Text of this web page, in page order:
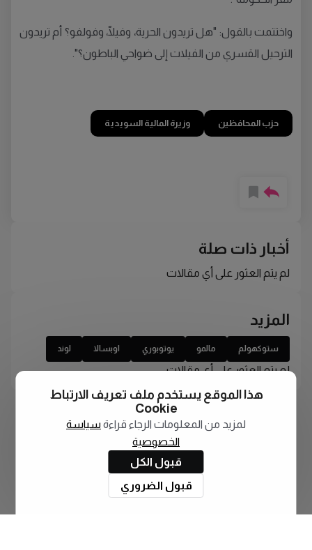
واختتمت بالقول: "هل تريدون الحرية، وفيلّا، وفولفو؟ أم تريدون
الترحيل القسري من الفيلات إلى ضواحي الباطون؟".
حزب المحافظين وزيرة المالية السويدية
أخبار ذات صلة
لم يتم العثور على أي مقالات
المزيد
ستوكهولم مالمو يوتوبوري اوبسالا لوند
لم يتم العثور على أي مقالات
هذا الموقع يستخدم ملف تعريف الارتباط
Cookie
لمزيد من المعلومات الرجاء قراءة سياسة
الخصوصية
قبول الكل
قبول الضروري